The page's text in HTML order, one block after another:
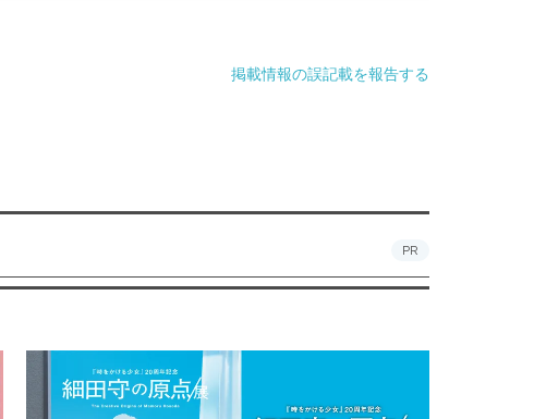
掲載情報の誤記載を報告する
PR